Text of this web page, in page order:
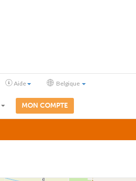
Aide Belgique
MON COMPTE